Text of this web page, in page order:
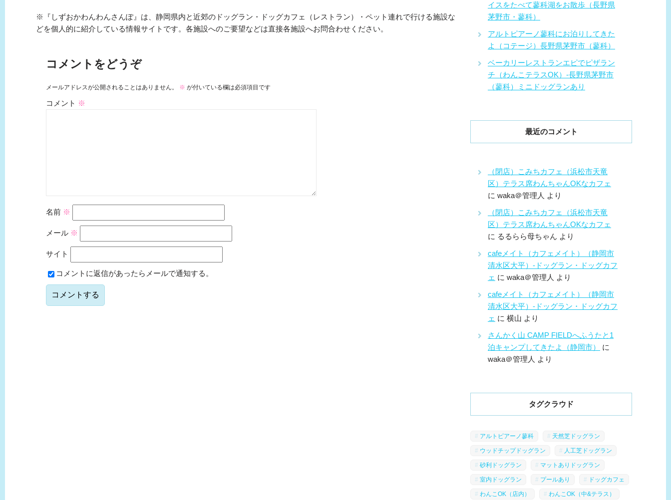
※『しずおかわんわんさんぽ』は、静岡県内と近郊のドッグラン・ドッグカフェ（レストラン）・ペット連れで行ける施設な
どを個人的に紹介している情報サイトです。各施設へのご要望などは直接各施設へお問合わせください。
コメントをどうぞ
メールアドレスが公開されることはありません。 ※ が付いている欄は必須項目です
コメント ※
名前 ※
メール ※
サイト
コメントに返信があったらメールで通知する。
イスをたべて蓼科湖をお散歩（長野県
茅野市・蓼科）
アルトピアーノ蓼科にお泊りしてきた
よ（コテージ）長野県茅野市（蓼科）
ベーカリーレストランエピでピザラン
チ（わんこテラスOK）-長野県茅野市
（蓼科）ミニドッグランあり
最近のコメント
（閉店）こみちカフェ（浜松市天竜
区）テラス席わんちゃんOKなカフェ
に waka＠管理人 より
（閉店）こみちカフェ（浜松市天竜
区）テラス席わんちゃんOKなカフェ
に るるらら母ちゃん より
cafeメイト（カフェメイト）（静岡市
清水区大平）-ドッグラン・ドッグカフ
ェ に waka＠管理人 より
cafeメイト（カフェメイト）（静岡市
清水区大平）-ドッグラン・ドッグカフ
ェ に 横山 より
さんかく山 CAMP FIELDへふうたと1
泊キャンプしてきたよ（静岡市）
に
waka＠管理人 より
タグクラウド
アルトピアーノ蓼科 天然芝ドッグラン
ウッドチップドッグラン 人工芝ドッグラン
砂利ドッグラン マットありドッグラン
室内ドッグラン プールあり ドッグカフェ
わんこOK（店内） わんこOK（中&テラス）